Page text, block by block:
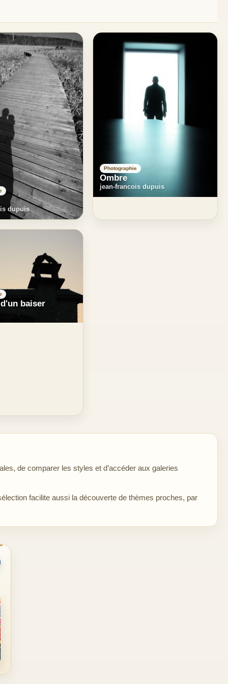
dupuis
Photographie
Ombre
jean-francois dupuis
baiser
de comparer les styles et d’accéder aux galeries
facilite aussi la découverte de thèmes proches, par